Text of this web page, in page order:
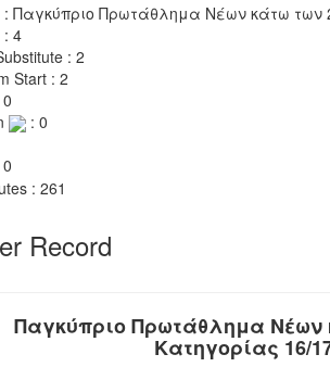
: Παγκύπριο Πρωτάθλημα Νέων κάτω των
: 4
: 2
Start : 2
: 0
: 261
Record
Παγκύπριο Πρωτάθλημα Νέων
Κατηγορίας 16/